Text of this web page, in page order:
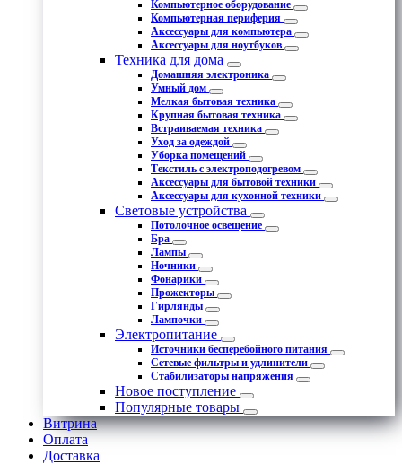
Компьютерное оборудование
Компьютерная периферия
Аксессуары для компьютера
Аксессуары для ноутбуков
Техника для дома
Домашняя электроника
Умный дом
Мелкая бытовая техника
Крупная бытовая техника
Встраиваемая техника
Уход за одеждой
Уборка помещений
Текстиль с электроподогревом
Аксессуары для бытовой техники
Аксессуары для кухонной техники
Световые устройства
Потолочное освещение
Бра
Лампы
Ночники
Фонарики
Прожекторы
Гирлянды
Лампочки
Электропитание
Источники бесперебойного питания
Сетевые фильтры и удлинители
Стабилизаторы напряжения
Новое поступление
Популярные товары
Витрина
Оплата
Доставка